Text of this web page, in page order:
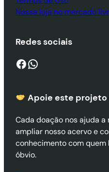
Nossa loja no mercado
Redes sociais
Facebook WhatsApp
Apoie este projeto
Cada doação nos ajuda
ampliar nosso acervo e
conhecimento com quem
óbvio.